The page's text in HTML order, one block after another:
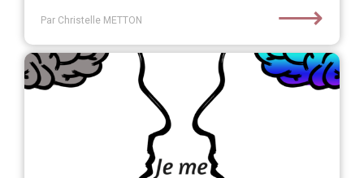
Par Christelle METTON ⟶